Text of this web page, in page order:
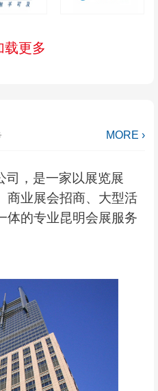
载更多
MORE ›
司，是一家以展览展
商业展会招商、大型活
体的专业昆明会展服务